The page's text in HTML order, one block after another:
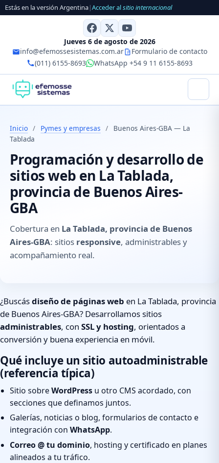
Estás en la versión Argentina|Acceder alsitio internacional
Jueves 6 de agosto de 2026
info@efemossesistemas.com.ar
Formulario de contacto
(011) 6155-8693
WhatsApp +54 9 11 6155-8693
Inicio / Pymes y empresas /
Buenos Aires-GBA — La
Tablada
Programación y desarrollo de
sitios web en La Tablada,
provincia de Buenos Aires-
GBA
Cobertura en La Tablada, provincia de Buenos
Aires-GBA: sitios responsive, administrables y
acompañamiento real.
¿Buscásdiseño de páginas web en La Tablada, provincia
de Buenos Aires-GBA? Desarrollamos sitios
administrables, con SSL y hosting, orientados a
conversión y buena experiencia en móvil.
Qué incluye un sitio autoadministrable
(referencia típica)
Sitio sobreWordPress u otro CMS acordado, con
secciones que definamos juntos.
Galerías, noticias o blog, formularios de contacto e
integración con WhatsApp.
Correo @ tu dominio, hosting y certificado en planes
alineados a tu tráfico.